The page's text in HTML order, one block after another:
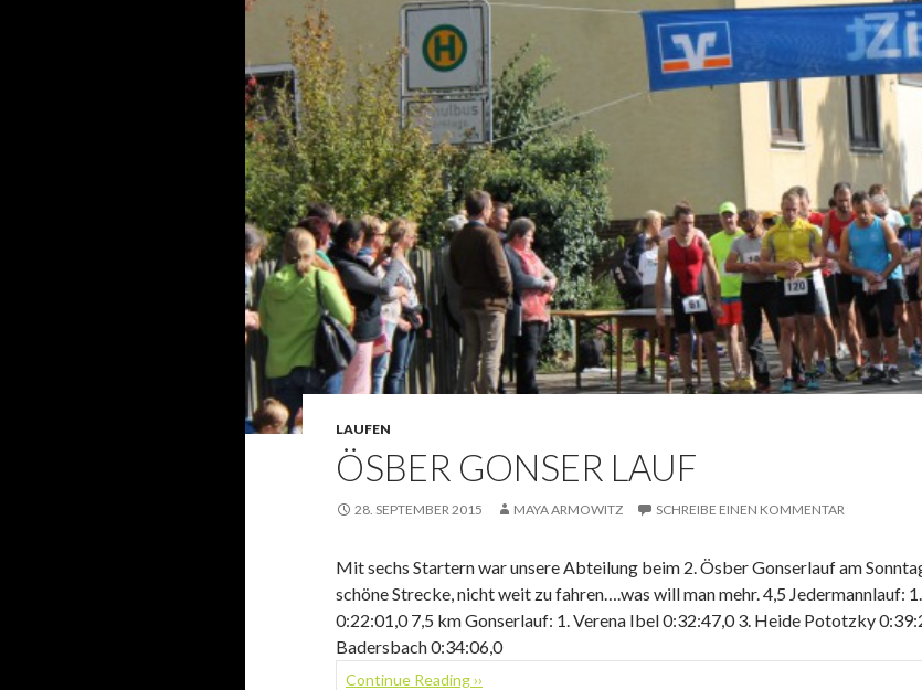
LAUFEN
ÖSBER GONSER LAUF
28. SEPTEMBER 2015 MAYA ARMOWITZ SCHREIBE EINEN KOMMENTAR
Mit sechs Startern war unsere Abteilung beim 2. Ösber Gonserlauf am
schöne Strecke, nicht weit zu fahren….was will man mehr. 4,5
0:22:01,0 7,5 km Gonserlauf: 1. Verena Ibel 0:32:47,0 3. Heide Pototzky
Badersbach 0:34:06,0
Continue Reading ››